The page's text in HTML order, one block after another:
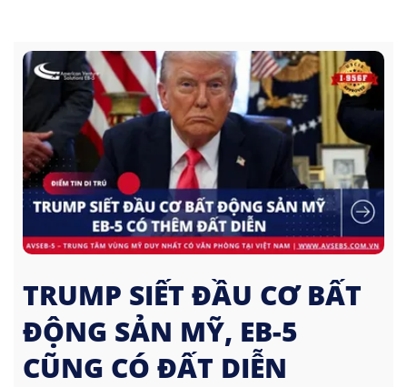
TRUMP SIẾT ĐẦU CƠ BẤT
ĐỘNG SẢN MỸ, EB-5
CŨNG CÓ ĐẤT DIỄN